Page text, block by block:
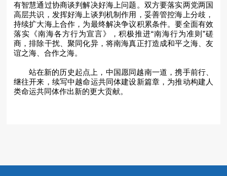
有智慧通过协商谈判解决好海上问题。双方要落实两党两国
高层共识，发挥好海上谈判机制作用，妥善管控海上分歧，
持续扩大海上合作，为最终解决争议积累条件。要全面有效
落实《南海各方行为宣言》，积极推进“南海行为准则”磋
商，排除干扰、聚同化异，将南海真正打造成和平之海、友
谊之海、合作之海。
站在新的历史起点上，中国愿同越南一道，携手前行、
继往开来，续写中越命运共同体建设新篇章，为推动构建人
类命运共同体作出新的更大贡献。